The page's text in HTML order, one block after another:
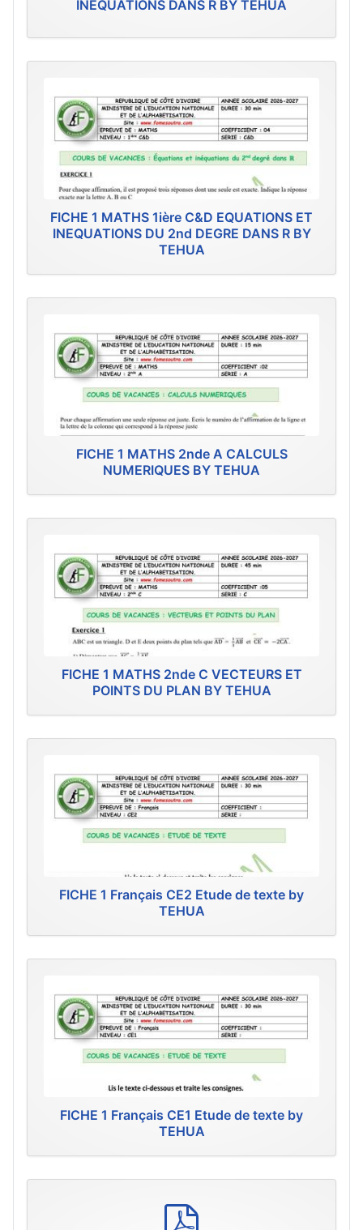
INEQUATIONS DANS R BY TEHUA
FICHE 1 MATHS 1ière C&D EQUATIONS ET
INEQUATIONS DU 2nd DEGRE DANS R BY
TEHUA
FICHE 1 MATHS 2nde A CALCULS
NUMERIQUES BY TEHUA
FICHE 1 MATHS 2nde C VECTEURS ET
POINTS DU PLAN BY TEHUA
FICHE 1 Français CE2 Etude de texte by
TEHUA
FICHE 1 Français CE1 Etude de texte by
TEHUA